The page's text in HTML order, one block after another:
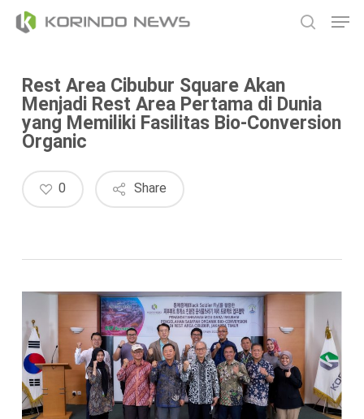
Rest Area Cibubur Square Akan
Menjadi Rest Area Pertama di Dunia
yang Memiliki Fasilitas Bio-Conversion
Organic
Share
0